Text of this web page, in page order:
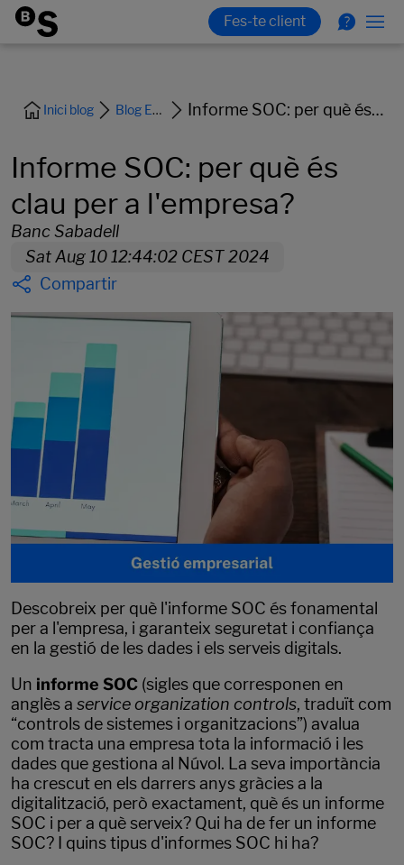
Inici blog Blog Empreses Informe SOC: per què és clau per a l'empresa?
Informe SOC: per què és
clau per a l'empresa?
Banc Sabadell
Sat Aug 10 12:44:02 CEST 2024
Compartir
Descobreix per què l'informe SOC és fonamental
per a l'empresa, i garanteix seguretat i confiança
en la gestió de les dades i els serveis digitals.
Un informe SOC (sigles que corresponen en
anglès a service organization controls, traduït com
“controls de sistemes i organitzacions”) avalua
com tracta una empresa tota la informació i les
dades que gestiona al Núvol. La seva importància
ha crescut en els darrers anys gràcies a la
digitalització, però exactament, què és un informe
SOC i per a què serveix? Qui ha de fer un informe
SOC? I quins tipus d'informes SOC hi ha?